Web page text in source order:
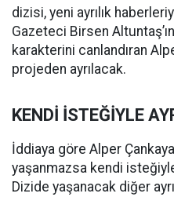
dizisi, yeni ayrılık
Gazeteci Birsen
karakterini canlandıran
projeden ayrılacak.
KENDİ İSTEĞİYLE
İddiaya göre Alper
yaşanmazsa kendi
Dizide yaşanacak diğer